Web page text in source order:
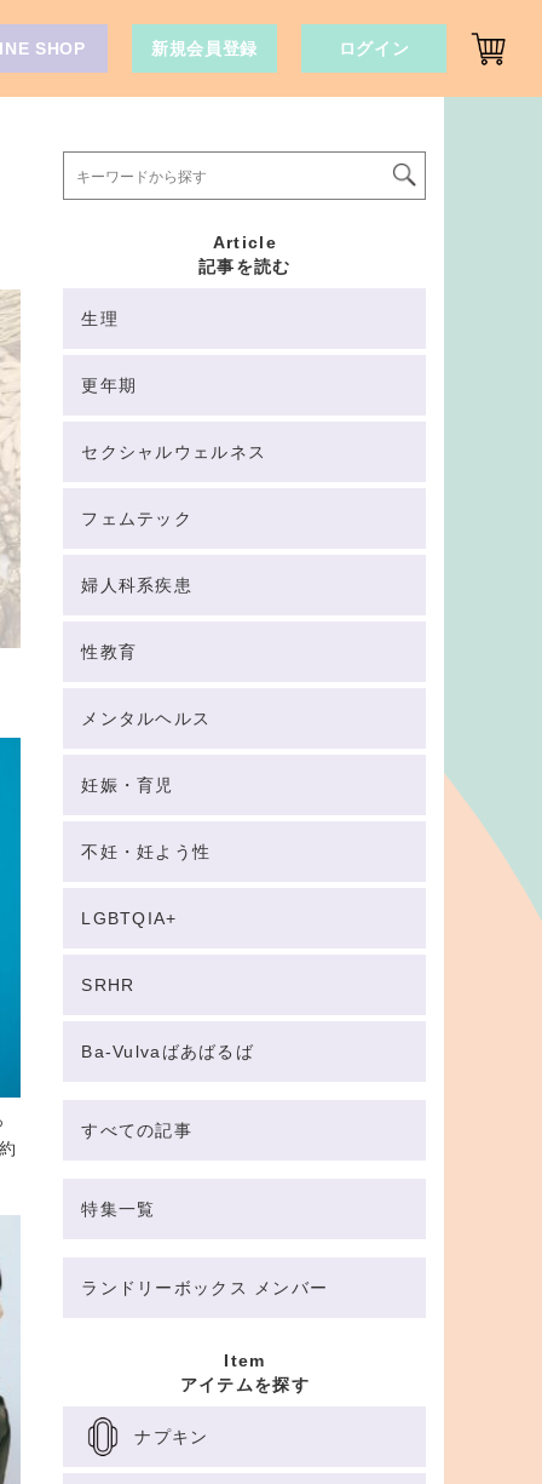
Article
記事を読む
生理
更年期
セクシャルウェルネス
フェムテック
婦人科系疾患
性教育
メンタルヘルス
妊娠・育児
不妊・妊よう性
LGBTQIA+
SRHR
Ba-Vulvaばあばるば
すべての記事
特集一覧
ランドリーボックス メンバー
Item
アイテムを探す
ナプキン
SHOP 新規会員登録 ログイン